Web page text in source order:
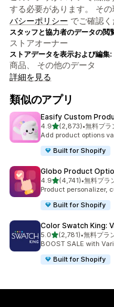
する必要があります。 そ
バシーポリシー でご確認く
スタッフと協力者のデータの閲
ストアオーナー
ストアデータを表示および編集:
商品、 その他のデータ
詳細を見る
類似のアプリ
Easify Custom
4.95つ星中
(2,873)
合計レビュー数：2873
•無料プラ
Add product options
Built for Shopify
Globo Product
4.95つ星中
(4,741)
合計レビュー数：4741件
•無料プラ
Product personalizer,
Built for Shopify
Color Swatch King:
5.05つ星中
(2,781)
合計レビュー数：2781件
•無料プラ
BOOST SALE with
Built for Shopify